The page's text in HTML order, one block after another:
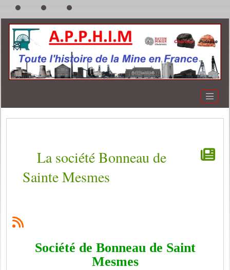
La société Bonneau de
Sainte Mesmes
Société de Bonneau de Saint
Mesmes